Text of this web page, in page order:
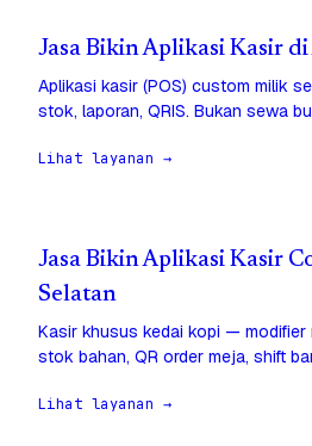
Jasa Bikin Aplikasi Kasir
Aplikasi kasir (POS) custom milik
stok, laporan, QRIS. Bukan sewa
Lihat layanan →
Jasa Bikin Aplikasi Kasir
Selatan
Kasir khusus kedai kopi —
stok bahan, QR order meja, shift
Lihat layanan →